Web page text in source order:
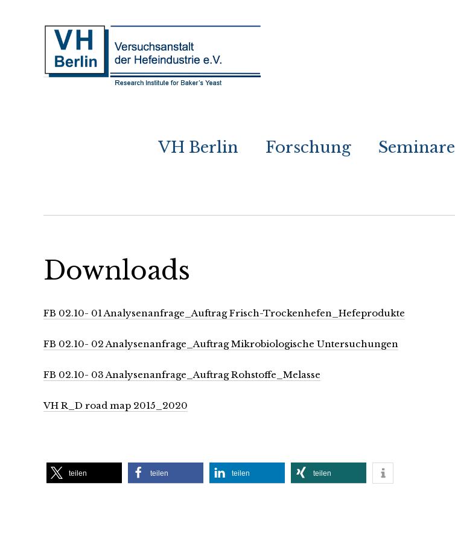
VH Berlin Forschung Seminare
Downloads
FB 02.10- 01 Analysenanfrage_Auftrag Frisch-Trockenhefen_Hefeprodukte
FB 02.10- 02 Analysenanfrage_Auftrag Mikrobiologische Untersuchungen
FB 02.10- 03 Analysenanfrage_Auftrag Rohstoffe_Melasse
VH R_D road map 2015_2020
teilen teilen teilen teilen